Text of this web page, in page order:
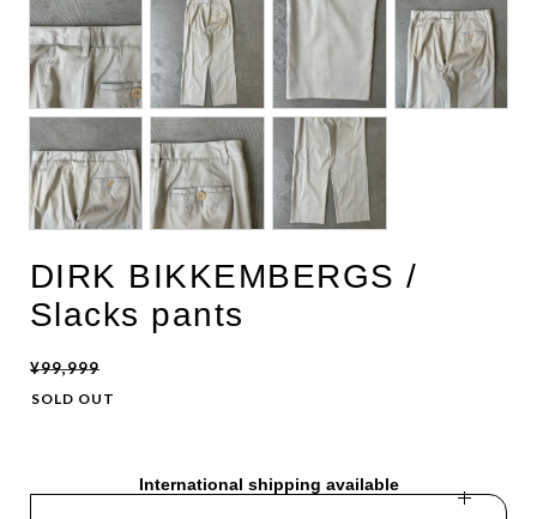
DIRK BIKKEMBERGS /
Slacks pants
¥99,999
SOLD OUT
International shipping available